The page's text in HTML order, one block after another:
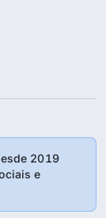
2019
e